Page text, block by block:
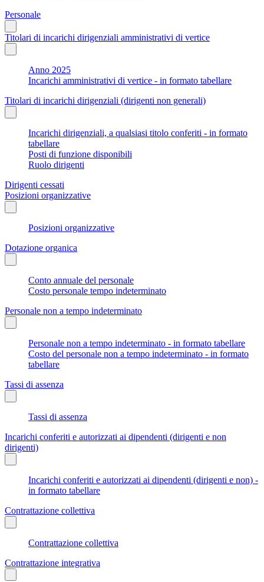
Personale
Titolari di incarichi dirigenziali amministrativi di vertice
Anno 2025
Incarichi amministrativi di vertice - in formato tabellare
Titolari di incarichi dirigenziali (dirigenti non generali)
Incarichi dirigenziali, a qualsiasi titolo conferiti - in formato
tabellare
Posti di funzione disponibili
Ruolo dirigenti
Dirigenti cessati
Posizioni organizzative
Posizioni organizzative
Dotazione organica
Conto annuale del personale
Costo personale tempo indeterminato
Personale non a tempo indeterminato
Personale non a tempo indeterminato - in formato tabellare
Costo del personale non a tempo indeterminato - in formato
tabellare
Tassi di assenza
Tassi di assenza
Incarichi conferiti e autorizzati ai dipendenti (dirigenti e non
dirigenti)
Incarichi conferiti e autorizzati ai dipendenti (dirigenti e non) -
in formato tabellare
Contrattazione collettiva
Contrattazione collettiva
Contrattazione integrativa